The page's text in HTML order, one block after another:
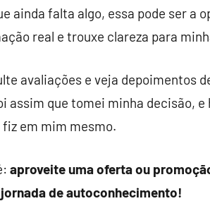
ainda falta algo, essa pode ser a
real e trouxe clareza para
avaliações e veja depoimentos
assim que tomei minha decisão, e
em mim mesmo.
aproveite uma oferta ou
de autoconhecimento!